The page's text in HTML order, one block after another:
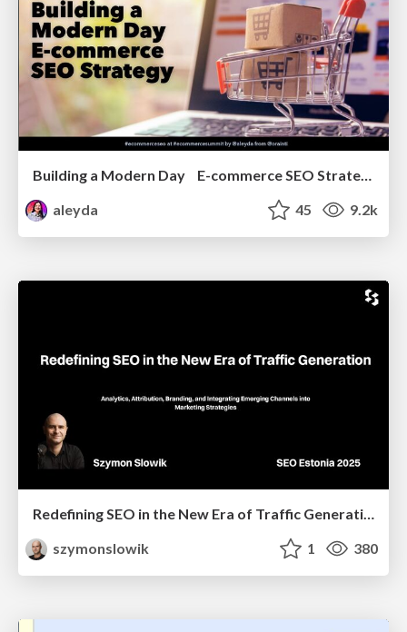
Building a Modern Day E-commerce SEO Strategy
aleyda
45 9.2k
szymonslowik
1 380